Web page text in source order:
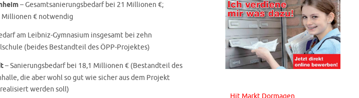
– Gesamtsanierungsbedarf bei 21 Millionen €;
Millionen € notwendig
am Leibniz-Gymnasium insgesamt bei zehn
(beides Bestandteil des ÖPP-Projektes)
– Sanierungsbedarf bei 18,1 Millionen € (Bestandteil des
die aber wohl so gut wie sicher aus dem Projekt
werden soll)